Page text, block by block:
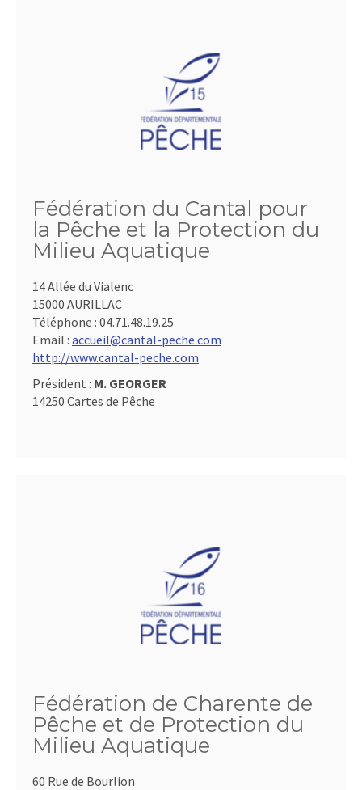
Fédération du Cantal pour
la Pêche et la Protection du
Milieu Aquatique
14 Allée du Vialenc
15000 AURILLAC
Téléphone : 04.71.48.19.25
Email : accueil@cantal-peche.com
http://www.cantal-peche.com
Président : M. GEORGER
14250 Cartes de Pêche
Fédération de Charente de
Pêche et de Protection du
Milieu Aquatique
60 Rue de Bourlion